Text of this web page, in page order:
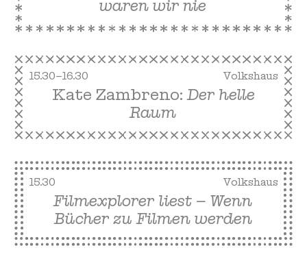
waren wir nie
15.30–16.30 Volkshaus
Kate Zambreno:Der helle
Raum
15.30 Volkshaus
Filmexplorer liest – Wenn
Bücher zu Filmen werden